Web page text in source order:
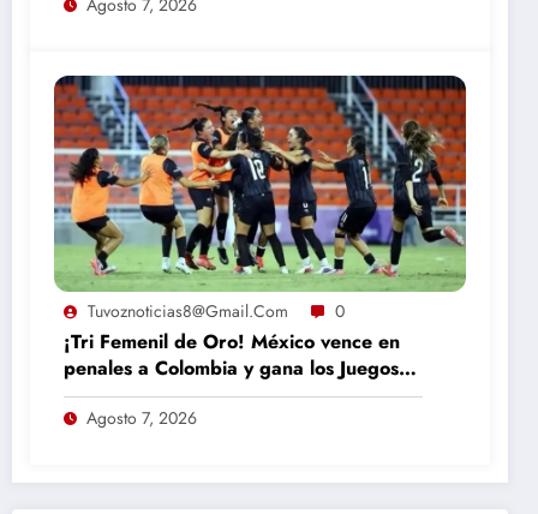
Tuvoznoticias8@gmail.com 0
¡Tri Femenil de Oro! México vence en
penales a Colombia y gana los Juegos
Centroamericanos
Agosto 7, 2026